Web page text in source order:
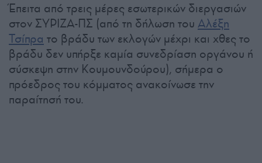
Έπειτα από τρεις μέρες εσωτερικών διεργασιών
στον ΣΥΡΙΖΑ-ΠΣ (από τη δήλωση του Αλέξη
Τσίπρα το βράδυ των εκλογών μέχρι και χθες το
βράδυ δεν υπήρξε καμία συνεδρίαση οργάνου ή
σύσκεψη στην Κουμουνδούρου), σήμερα ο
πρόεδρος του κόμματος ανακοίνωσε την
παραίτησή του.